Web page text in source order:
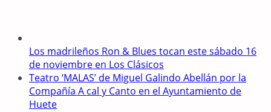
Los madrileños Ron & Blues tocan este sábado 16
de noviembre en Los Clásicos
Teatro ‘MALAS’ de Miguel Galindo Abellán por la
Compañía A cal y Canto en el Ayuntamiento de
Huete